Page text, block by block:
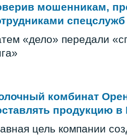
мошенникам,
спецслужб
«дело» передали
комбинат
продукцию в
цель компании